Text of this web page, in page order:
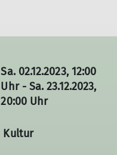
Sa. 02.12.2023, 12:00
Uhr - Sa. 23.12.2023,
20:00 Uhr
Kultur